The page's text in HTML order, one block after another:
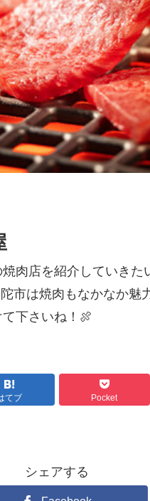
肉店を紹介していきた
市は焼肉もなかなか魅
下さいね！🍖
てブ Pocket
シェアする